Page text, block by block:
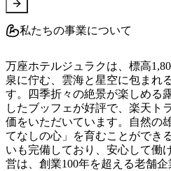
私たちの事業について
万座ホテルジュラクは、標高
泉に佇む、雲海と星空に包まれ
す。四季折々の絶景が楽しめる
したブッフェが好評で、楽天ト
価をいただいています。自然の
てなしの心」を育むことができ
いも完備しており、安心して働
営は、創業100年を超える老舗